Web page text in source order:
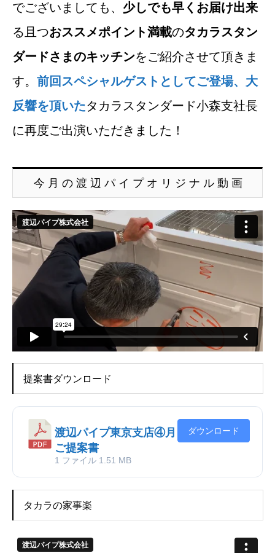
でございましても、 少しでも早くお届け出来
る且つおススメポイント満載のタカラスタン
ダードさまのキッチンをご紹介させて頂きま
す。 前回スペシャルゲストとしてご登場、大
反響を頂いたタカラスタンダード小森支社長
に再度ご出演いただきました！
今 月 の 渡 辺 パ イ プ オ リ ジ ナ ル 動 画
提案書ダウンロード
渡辺パイプ東京支店④月
ご提案書
1 ファイル 1.51 MB
ダウンロード
タカラの家事楽